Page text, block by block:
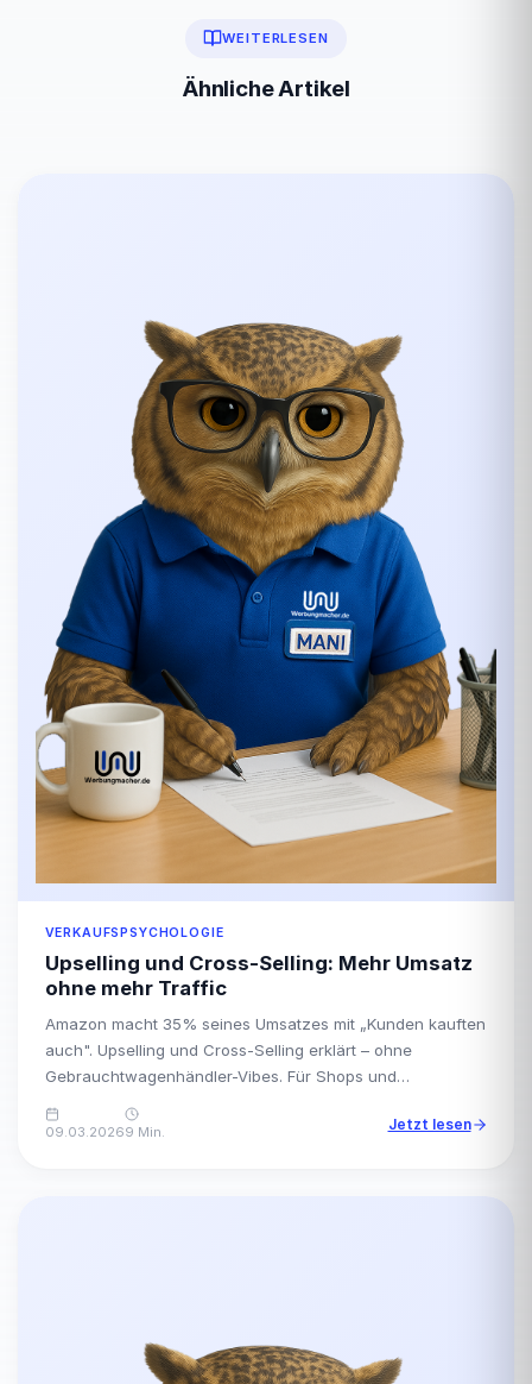
WEITERLESEN
Ähnliche Artikel
VERKAUFSPSYCHOLOGIE
Upselling und Cross-Selling: Mehr Umsatz
ohne mehr Traffic
Amazon macht 35% seines Umsatzes mit „Kunden kauften
auch". Upselling und Cross-Selling erklärt – ohne
Gebrauchtwagenhändler-Vibes. Für Shops und
09.03.20269 Min. Jetzt lesen